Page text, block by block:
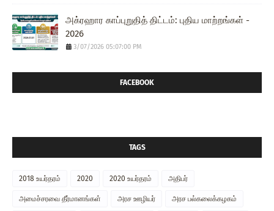
அக்ரஹார காப்புறுதித் திட்டம்: புதிய மாற்றங்கள் -
2026
3/07/2026 05:07:00 PM
FACEBOOK
TAGS
2018 உயர்தரம் 2020 2020 உயர்தரம் அதிபர்
அமைச்சரவை தீர்மானங்கள் அரச ஊழியர் அரச பல்கலைக்கழகம்